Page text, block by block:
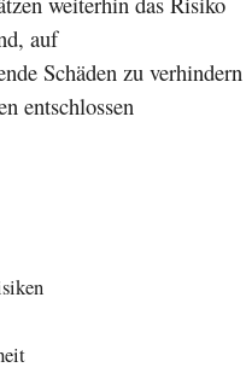
auf
Schäden zu verhindern
entschlossen